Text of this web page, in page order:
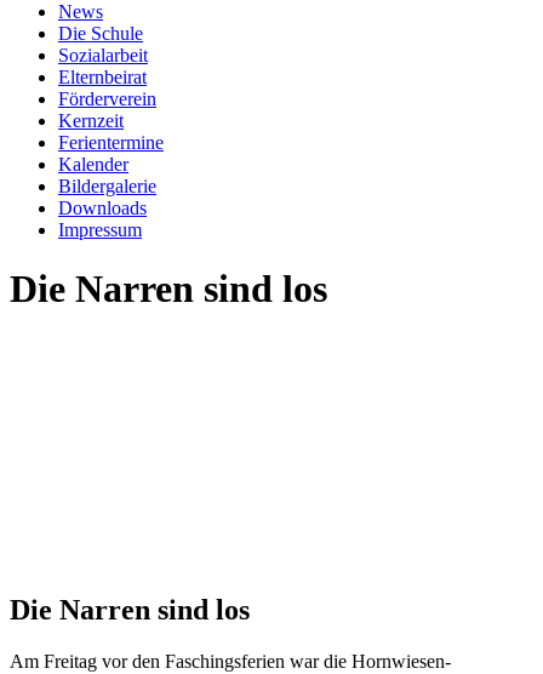
News
Die Schule
Sozialarbeit
Elternbeirat
Förderverein
Kernzeit
Ferientermine
Kalender
Bildergalerie
Downloads
Impressum
Die Narren sind los
Die Narren sind los
Am Freitag vor den Faschingsferien war die Hornwiesen-